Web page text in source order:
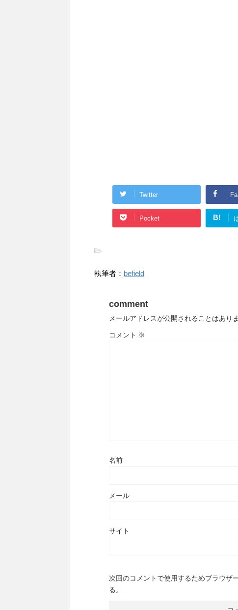
Twitter
Pocket B!
-
執筆者： befield
comment
メールアドレスが公開されることはありま
コメント ※
名前
メール
サイト
次回のコメントで使用するためブラウザ
る。